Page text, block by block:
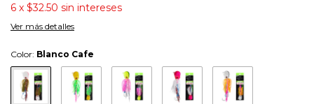
6 x $32.50 sin intereses
Ver más detalles
Color: Blanco Cafe